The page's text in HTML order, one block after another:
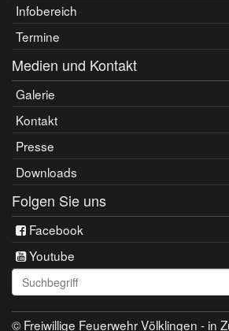
Infobereich
Termine
Medien und Kontakt
Galerie
Kontakt
Presse
Downloads
Folgen Sie uns
Facebook
Youtube
Seite
durchsuchen:
© Freiwillige Feuerwehr Völklingen - in